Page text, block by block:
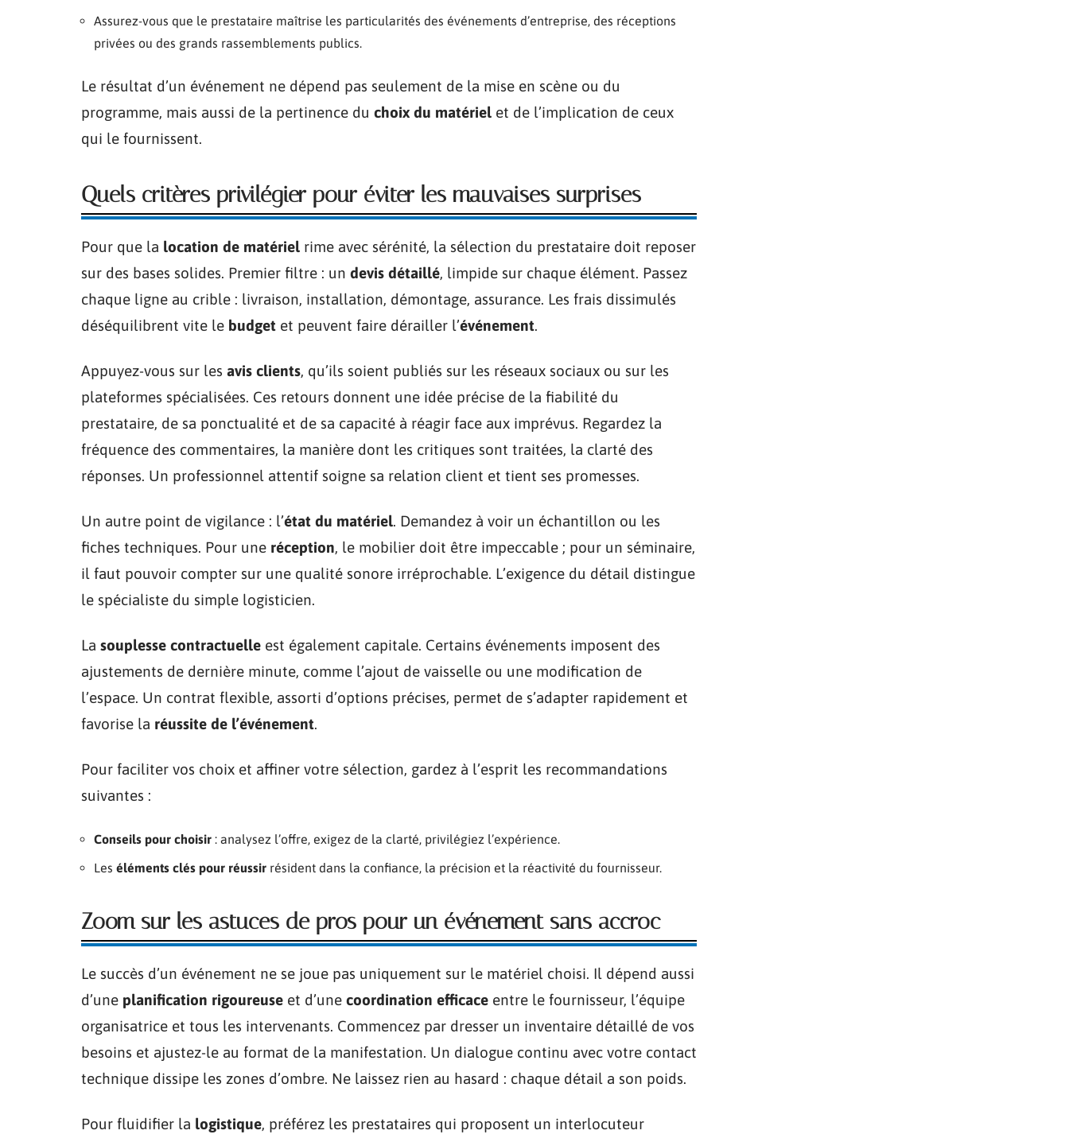
Assurez-vous que le prestataire maîtrise les particularités des événements d’entreprise, des réceptions
privées ou des grands rassemblements publics.
Le résultat d’un événement ne dépend pas seulement de la mise en scène ou du
programme, mais aussi de la pertinence du choix du matériel et de l’implication de ceux
qui le fournissent.
Quels critères privilégier pour éviter les mauvaises surprises
Pour que la location de matériel rime avec sérénité, la sélection du prestataire doit reposer
sur des bases solides. Premier filtre : un devis détaillé, limpide sur chaque élément. Passez
chaque ligne au crible : livraison, installation, démontage, assurance. Les frais dissimulés
déséquilibrent vite le budget et peuvent faire dérailler l’événement.
Appuyez-vous sur les avis clients, qu’ils soient publiés sur les réseaux sociaux ou sur les
plateformes spécialisées. Ces retours donnent une idée précise de la fiabilité du
prestataire, de sa ponctualité et de sa capacité à réagir face aux imprévus. Regardez la
fréquence des commentaires, la manière dont les critiques sont traitées, la clarté des
réponses. Un professionnel attentif soigne sa relation client et tient ses promesses.
Un autre point de vigilance : l’état du matériel. Demandez à voir un échantillon ou les
fiches techniques. Pour une réception, le mobilier doit être impeccable ; pour un séminaire,
il faut pouvoir compter sur une qualité sonore irréprochable. L’exigence du détail distingue
le spécialiste du simple logisticien.
La souplesse contractuelle est également capitale. Certains événements imposent des
ajustements de dernière minute, comme l’ajout de vaisselle ou une modification de
l’espace. Un contrat flexible, assorti d’options précises, permet de s’adapter rapidement et
favorise la réussite de l’événement.
Pour faciliter vos choix et affiner votre sélection, gardez à l’esprit les recommandations
suivantes :
Conseils pour choisir : analysez l’offre, exigez de la clarté, privilégiez l’expérience.
Les éléments clés pour réussir résident dans la confiance, la précision et la réactivité du fournisseur.
Zoom sur les astuces de pros pour un événement sans accroc
Le succès d’un événement ne se joue pas uniquement sur le matériel choisi. Il dépend aussi
d’une planification rigoureuse et d’une coordination efficace entre le fournisseur, l’équipe
organisatrice et tous les intervenants. Commencez par dresser un inventaire détaillé de vos
besoins et ajustez-le au format de la manifestation. Un dialogue continu avec votre contact
technique dissipe les zones d’ombre. Ne laissez rien au hasard : chaque détail a son poids.
Pour fluidifier la logistique, préférez les prestataires qui proposent un interlocuteur